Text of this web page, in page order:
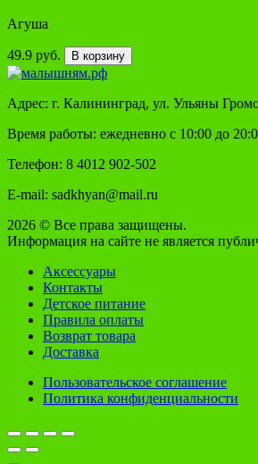
Агуша
49.9 руб. В корзину
Адрес: г. Калининград, ул. Ульяны
Время работы: ежедневно с 10:00 до
Телефон: 8 4012 902-502
E-mail: sadkhyan@mail.ru
2026 © Все права защищены.
Информация на сайте не является
Аксессуары
Контакты
Детское питание
Правила оплаты
Возврат товара
Доставка
Пользовательское соглашение
Политика конфиденциальности